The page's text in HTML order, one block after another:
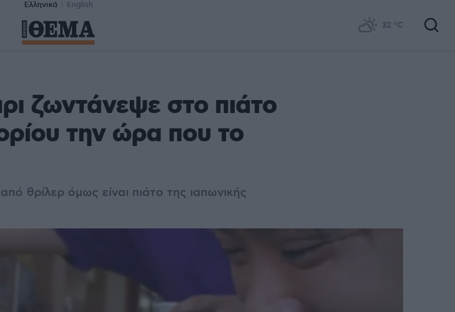
Ελληνικά English
32 °C
ζωντάνεψε στο πιάτο
την ώρα που το
θρίλερ όμως είναι πιάτο της ιαπωνικής